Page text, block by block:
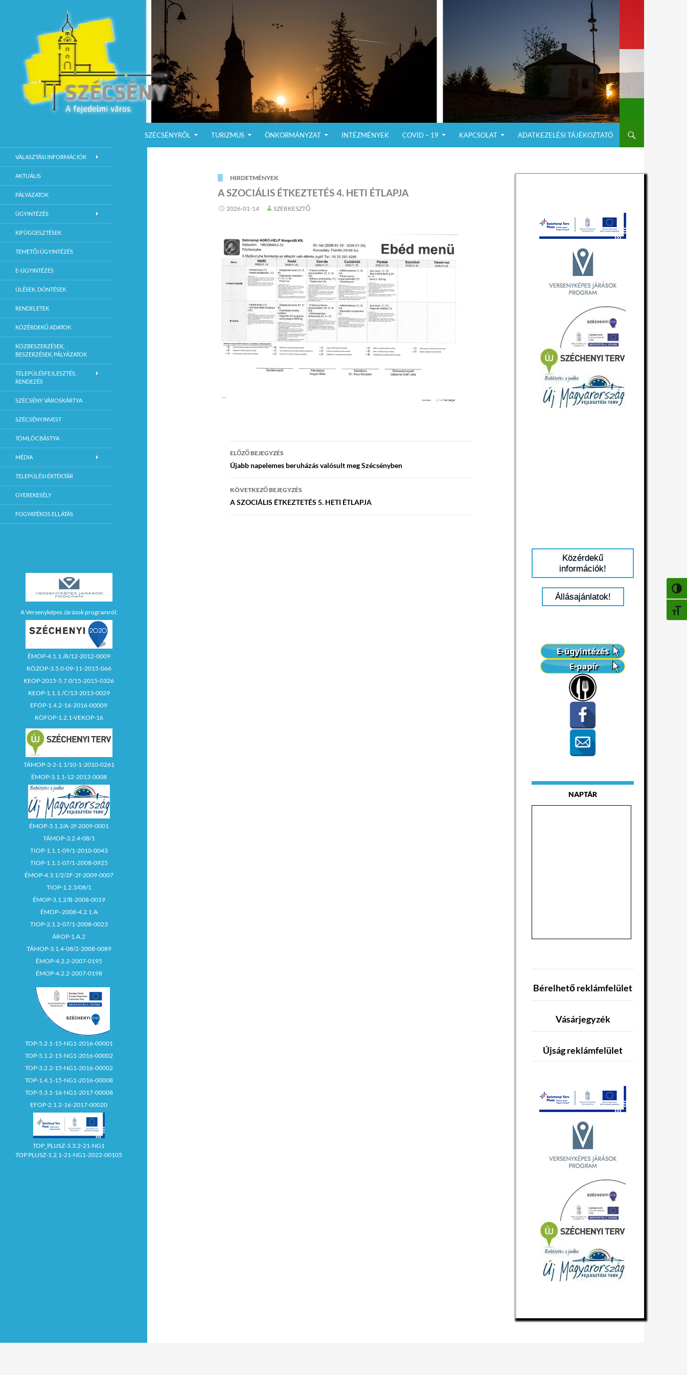
SZÉCSÉNYRŐL
TURIZMUS ÖNKORMÁNYZAT INTÉZMÉNYEK COVID – 19 KAPCSOLAT ADATKEZELÉSI TÁJÉKOZTATÓ
HIRDETMÉNYEK
A SZOCIÁLIS ÉTKEZTETÉS 4. HETI ÉTLAPJA
2026-01-14 SZERKESZTŐ
Bejegyzés
navigáció
ELŐZŐ BEJEGYZÉS
Újabb napelemes beruházás valósult meg Szécsényben
KÖVETKEZŐ BEJEGYZÉS
A SZOCIÁLIS ÉTKEZTETÉS 5. HETI ÉTLAPJA
Közérdekű
információk!
Állásajánlatok!
NAPTÁR
Bérelhető reklámfelület
Vásárjegyzék
Újság reklámfelület
Szécsény Város Hivatalos Weboldala
VÁLASZTÁSI INFORMÁCIÓK
AKTUÁLIS
PÁLYÁZATOK
ÜGYINTÉZÉS
KIFÜGGESZTÉSEK
TEMETŐI ÜGYINTÉZÉS
E-ÜGYINTÉZÉS
ÜLÉSEK, DÖNTÉSEK
RENDELETEK
KÖZÉRDEKŰ ADATOK
KÖZBESZERZÉSEK,
BESZERZÉSEK, PÁLYÁZATOK
TELEPÜLÉSFEJLESZTÉS,
RENDEZÉS
SZÉCSÉNY VÁROSKÁRTYA
SZÉCSÉNYINVEST
TÖMLÖCBÁSTYA
MÉDIA
TELEPÜLÉSI ÉRTÉKTÁR
GYEREKESÉLY
FOGYATÉKOS ELLÁTÁS
A Versenyképes Járások programról:
ÉMOP-4.1.1./A/12-2012-0009
KÖZOP-3.5.0-09-11-2015-066
KEOP-2015-5.7.0/15-2015-0326
KEOP-1.1.1./C/13-2013-0029
EFOP-1.4.2-16-2016-00009
KÖFOP-1.2.1-VEKOP-16
TÁMOP-3-2-1.1/10-1-2010-0261
ÉMOP-3.1.1-12-2013-0008
ÉMOP-3.1.2/A-2f-2009-0001
TÁMOP-3.2.4-08/1
TIOP-1.1.1-09/1-2010-0043
TIOP-1.1.1-07/1-2008-0925
ÉMOP-4.3.1/2/2F-2f-2009-0007
TIOP-1.2.3/08/1
ÉMOP-3.1.2/B-2008-0019
ÉMOP–2008-4.2.1.A
TIOP-2.1.2-07/1-2008-0023
ÁROP-1.A.2
TÁMOP-3.1.4-08/2-2008-0089
ÉMOP-4.2.2-2007-0195
ÉMOP-4.2.2-2007-0198
TOP-5.2.1-15-NG1-2016-00001
TOP-5.1.2-15-NG1-2016-00002
TOP-3.2.2-15-NG1-2016-00002
TOP-1.4.1-15-NG1-2016-00008
TOP-5.3.1-16-NG1-2017-00008
EFOP-2.1.2-16-2017-00020
TOP_PLUSZ-3.3.2-21-NG1
TOP PLUSZ-1.2.1-21-NG1-2022-00105